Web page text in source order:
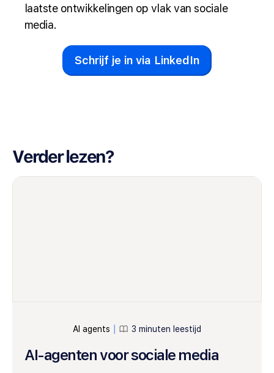
laatste ontwikkelingen op vlak van sociale
media.
Schrijf je in via LinkedIn
Verder lezen?
AI agents 3 minuten leestijd
AI-agenten voor sociale media